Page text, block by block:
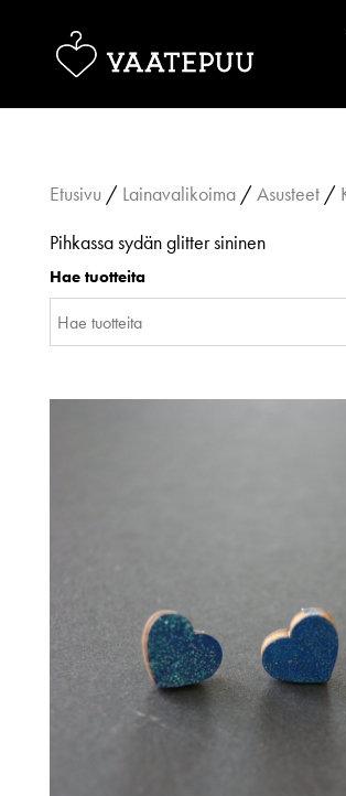
Etusivu / Lainavalikoima/Asusteet/
Pihkassa sydän glitter sininen
Hae tuotteita